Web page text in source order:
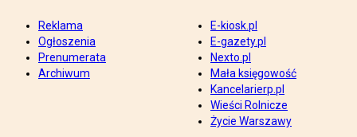
Reklama
Ogłoszenia
Prenumerata
Archiwum
E-kiosk.pl
E-gazety.pl
Nexto.pl
Mała księgowość
Kancelarierp.pl
Wieści Rolnicze
Życie Warszawy